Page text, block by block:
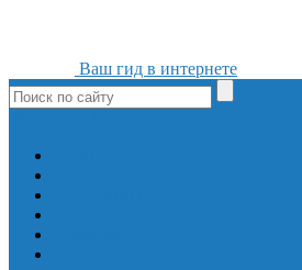
Ваш гид в интернете